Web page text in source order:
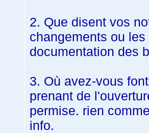
2. Que disent vos
changements ou
documentation des
3. Où avez-vous
prenant de
permise. rien
info.